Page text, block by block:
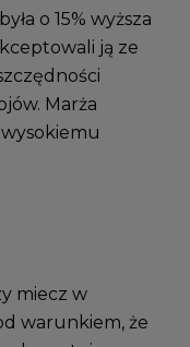
o 15% wyższa
ją ze
Marża
wysokiemu
miecz w
warunkiem, że